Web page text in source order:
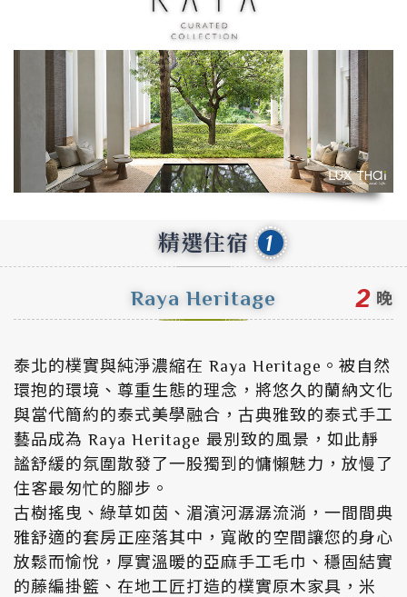
精選住宿 1
Raya Heritage 2 晚
泰北的樸實與純淨濃縮在 Raya Heritage。被自然
環抱的環境、尊重生態的理念，將悠久的蘭納文化
與當代簡約的泰式美學融合，古典雅致的泰式手工
藝品成為 Raya Heritage 最別致的風景，如此靜
謐舒緩的氛圍散發了一股獨到的慵懶魅力，放慢了
住客最匆忙的腳步。
古樹搖曳、綠草如茵、湄濱河潺潺流淌，一間間典
雅舒適的套房正座落其中，寬敞的空間讓您的身心
放鬆而愉悅，厚實溫暖的亞麻手工毛巾、穩固結實
的藤編掛籃、在地工匠打造的樸實原木家具，米